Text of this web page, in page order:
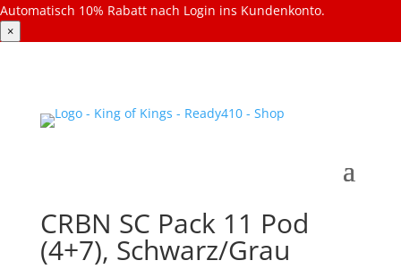
Automatisch 10% Rabatt nach Login ins Kundenkonto.
×
CRBN SC Pack 11 Pod
(4+7), Schwarz/Grau